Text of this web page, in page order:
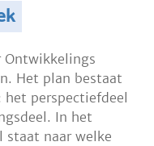
Ontwikkelings
Het plan bestaat
perspectiefdeel
In het
staat naar welke